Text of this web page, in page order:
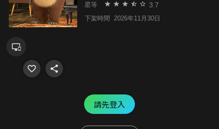
星等 3.7
下架時間 2026年11月30日
請先登入